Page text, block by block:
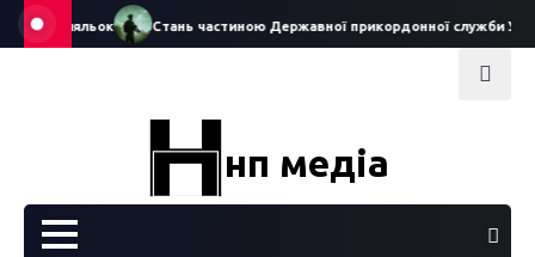
Skip
ляльок Стань частиною Державної прикордонної служби України
нп медіа